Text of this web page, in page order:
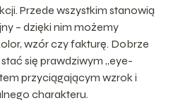
Przede wszystkim stanowią
– dzięki nim możemy
wzór czy fakturę. Dobrze
się prawdziwym „eye-
przyciągającym wzrok i
charakteru.